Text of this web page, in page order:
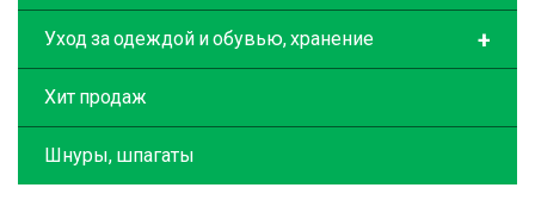
+
Уход за одеждой и обувью, хранение
Хит продаж
Шнуры, шпагаты